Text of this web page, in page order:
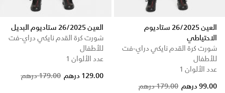
العين 26/2025 ستاديوم
الاحتياطي
شورت كرة القدم نايكي دراي-فت
للأطفال
عدد الألوان 1
179.00 درهم
99.00 درهم
العين 26/2025 ستاديوم البديل
شورت كرة القدم نايكي دراي-فت
للأطفال
عدد الألوان 1
179.00 درهم 129.00 درهم